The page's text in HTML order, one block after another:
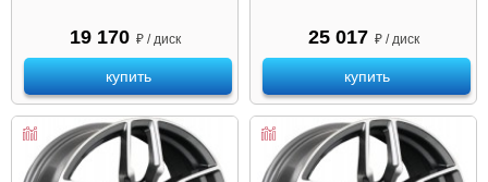
19 170 ₽ / диск
купить
25 017 ₽ / диск
купить